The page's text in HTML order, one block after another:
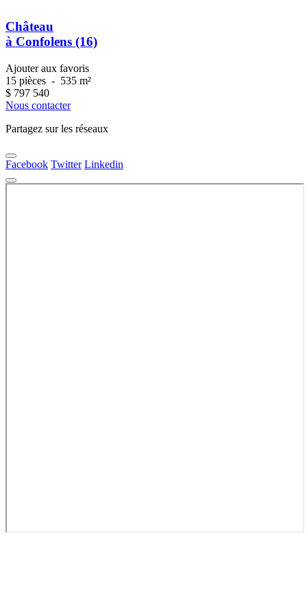
Château
à Confolens (16)
Ajouter aux favoris
15 pièces - 535 m²
$ 797 540
Nous contacter
Partagez sur les réseaux
Facebook Twitter Linkedin